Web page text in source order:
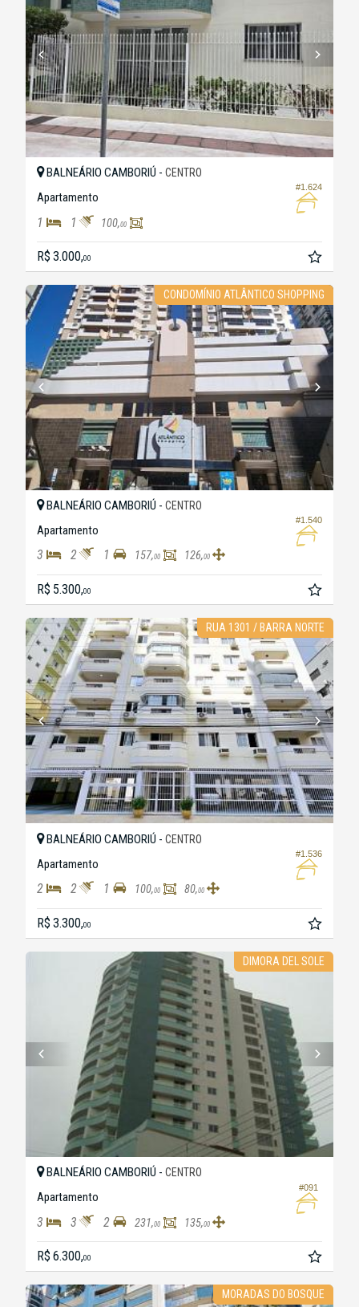
#1.624
BALNEÁRIO CAMBORIÚ - CENTRO
Apartamento
1 1 100,00
R$ 3.000,00
CONDOMÍNIO ATLÂNTICO SHOPPING
#1.540
BALNEÁRIO CAMBORIÚ - CENTRO
Apartamento
3 2 1 157,00 126,00
R$ 5.300,00
RUA 1301 / BARRA NORTE
#1.536
BALNEÁRIO CAMBORIÚ - CENTRO
Apartamento
2 2 1 100,00 80,00
R$ 3.300,00
DIMORA DEL SOLE
#091
BALNEÁRIO CAMBORIÚ - CENTRO
Apartamento
3 3 2 231,00 135,00
R$ 6.300,00
MORADAS DO BOSQUE